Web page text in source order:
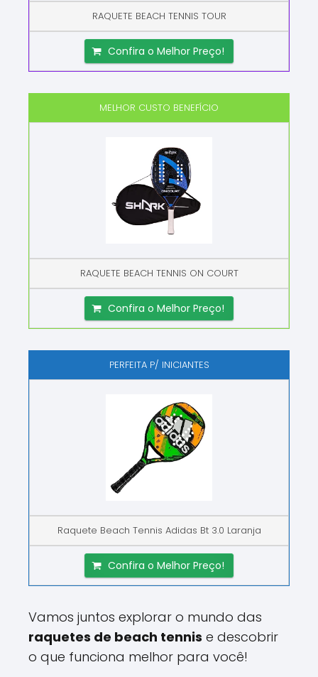
RAQUETE BEACH TENNIS TOUR
Confira o Melhor Preço!
MELHOR CUSTO BENEFÍCIO
RAQUETE BEACH TENNIS ON COURT
Confira o Melhor Preço!
PERFEITA P/ INICIANTES
Raquete Beach Tennis Adidas Bt 3.0 Laranja
Confira o Melhor Preço!
Vamos juntos explorar o mundo das
raquetes de beach tennis e descobrir
o que funciona melhor para você!